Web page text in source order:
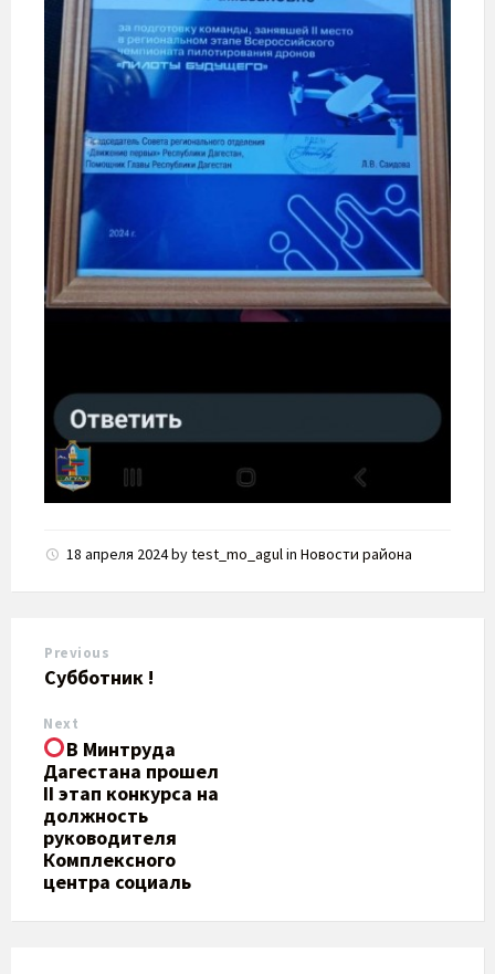
18 апреля 2024bytest_mo_agulin Новости района
Previous
Субботник !
Next
В Минтруда
Дагестана прошел
II этап конкурса на
должность
руководителя
Комплексного
центра социаль